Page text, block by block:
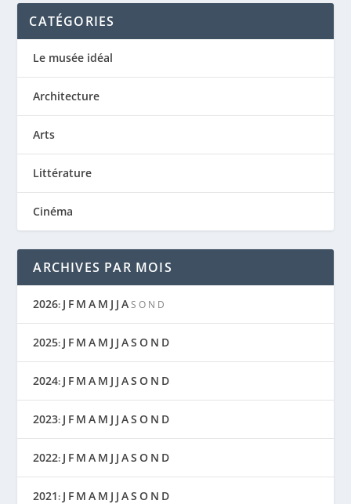
CATÉGORIES
Le musée idéal
Architecture
Arts
Littérature
Cinéma
ARCHIVES PAR MOIS
2026: J F M A M J J A S O N D
2025: J F M A M J J AS O N D
2024: J F M A M J J AS O N D
2023: J F M A M J J AS O N D
2022: J F M A M J J AS O N D
2021: J F M A M J J AS O N D